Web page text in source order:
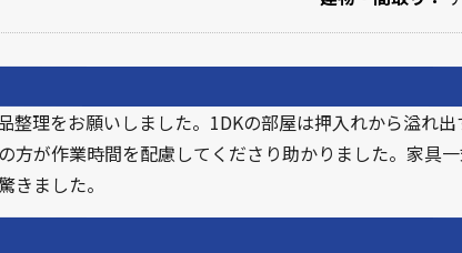
整理をお願いしました。1DKの部屋は押入れから溢れ
方が作業時間を配慮してくださり助かりました。家具
きました。